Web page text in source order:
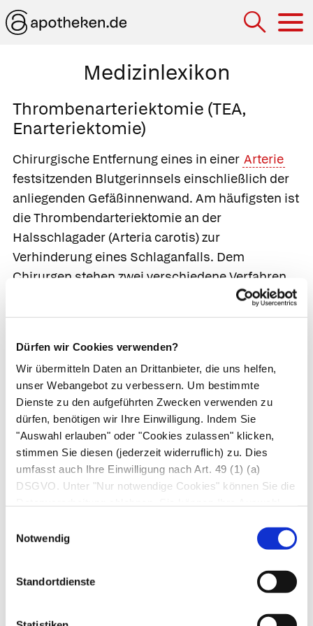
Dürfen wir Cookies verwenden?
Wir übermitteln Daten an Drittanbieter, die uns helfen,
unser Webangebot zu verbessern. Um bestimmte
Dienste zu den aufgeführten Zwecken verwenden zu
dürfen, benötigen wir Ihre Einwilligung. Indem Sie
"Auswahl erlauben" oder "Cookies zulassen" klicken,
stimmen Sie diesen (jederzeit widerruflich) zu. Dies
umfasst auch Ihre Einwilligung nach Art. 49 (1) (a)
DSGVO. Unter "Nur notwendige Cookies" können Sie die
Notwendig
Standortdienste
Medizinlexikon
Thrombenarteriektomie (TEA,
Enarteriektomie)
Chirurgische Entfernung eines in einer Arterie
festsitzenden Blutgerinnsels einschließlich der
anliegenden Gefäßinnenwand. Am häufigsten ist
die Thrombendarteriektomie an der
Halsschlagader (Arteria carotis) zur
Verhinderung eines Schlaganfalls. Dem
Chirurgen stehen zwei verschiedene Verfahren
Thrombenarteriektomieschneidet er die Arterie
Öffnung das Blutgerinnsel und die gesamte
betroffene Gefäßinnenhaut zu entfernen. Bei der
indirekten Thrombenarteriektomieöffnet er die
Arterie nur so weit es erforderlich ist, um einen
Drahtring (Stripper) einzuführen. Diesen
Drahtring fädelt er zwischen die
Arterieninnenhaut und die darunter liegenden
Abschnitte der Arterienwand. Wenn er daraufhin
den Drahtring tiefer in die Arterie einführt, trennt
der Draht ringsum die Gefäßinnenwand von der
Arterie ab, ohne dass die Arterie dazu weiter
eingeschlitzt werden müsste. Deshalb wird
dieses Verfahren angewandt, wenn große